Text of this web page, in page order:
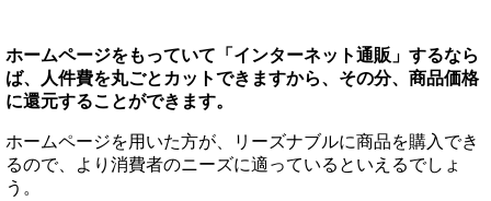
ホームページをもっていて「インターネット通販」するなら
ば、人件費を丸ごとカットできますから、その分、商品価格
に還元することができます。
ホームページを用いた方が、リーズナブルに商品を購入でき
るので、より消費者のニーズに適っているといえるでしょ
う。